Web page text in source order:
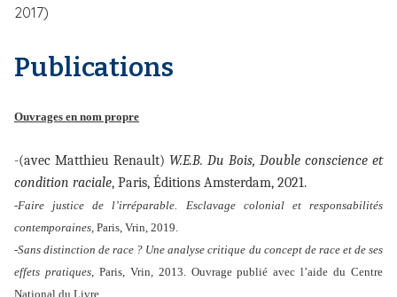
2017)
Publications
Ouvrages en nom propre
-(avec Matthieu Renault) W.E.B. Du Bois, Double conscience et
condition raciale, Paris, Éditions Amsterdam, 2021.
-Faire justice de l’irréparable. Esclavage colonial et responsabilités
contemporaines, Paris, Vrin, 2019.
-Sans distinction de race ? Une analyse critique du concept de race et de ses
effets pratiques, Paris, Vrin, 2013. Ouvrage publié avec l’aide du Centre
National du Livre.